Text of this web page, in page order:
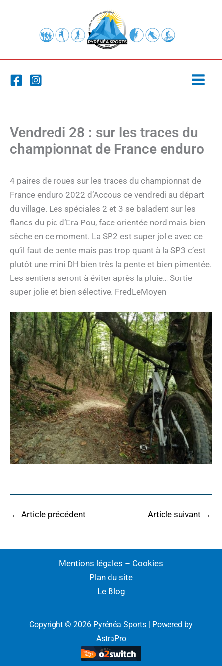
Vendredi 28 : sur les traces du
championnat de France enduro
4 paires de roues sur les traces du championnat de
France enduro 2022 d’Accous ce vendredi au départ
du village. Les spéciales 2 et 3 se baladent sur les
flancs du pic d’Era Pou, face orientée nord mais bien
sèche en ce moment. La SP2 est super jolie avec ce
qu’il faut de pente mais pas trop quant à la SP3 c’est
plutôt une mini DH bien très la pente et bien pimentée.
Les sentiers seront à éviter après la pluie… Sortie
super jolie et bien sélective. FredLeMoyen
← Article précédent Article suivant →
Mentions légales – Cookies
Plan du site
Le Blog
Copyright © 2026 Pyrénéa Sports | Powered by
AstraPro